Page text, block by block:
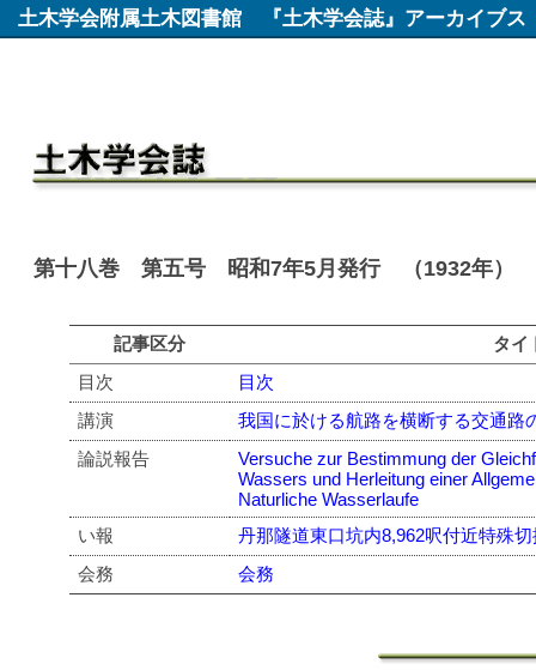
土木学会附属土木図書館 『土木学会誌』アーカイブス
第十八巻 第五号 昭和7年5月発行 （1932年）
記事区分
タイ
目次
目次
講演
我国に於ける航路を横断する交通路
論説報告
Versuche zur Bestimmung der
Wassers und Herleitung einer
Naturliche Wasserlaufe
い報
丹那隧道東口坑内8,962呎付近特殊
会務
会務